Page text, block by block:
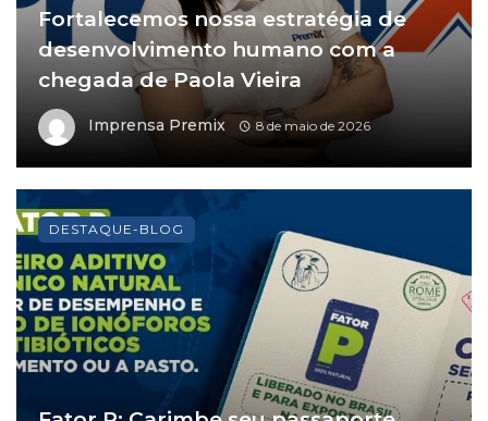
Fortalecemos nossa estratégia de
desenvolvimento humano com a
chegada de Paola Vieira
Imprensa Premix 8 de maio de 2026
DESTAQUE-BLOG